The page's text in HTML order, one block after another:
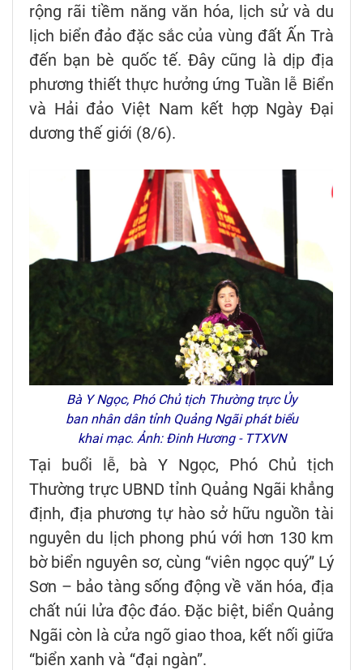
rộng rãi tiềm năng văn hóa, lịch sử và du
lịch biển đảo đặc sắc của vùng đất Ấn Trà
đến bạn bè quốc tế. Đây cũng là dịp địa
phương thiết thực hưởng ứng Tuần lễ Biển
và Hải đảo Việt Nam kết hợp Ngày Đại
dương thế giới (8/6).
Bà Y Ngọc, Phó Chủ tịch Thường trực Ủy
ban nhân dân tỉnh Quảng Ngãi phát biểu
khai mạc. Ảnh: Đinh Hương - TTXVN
Tại buổi lễ, bà Y Ngọc, Phó Chủ tịch
Thường trực UBND tỉnh Quảng Ngãi khẳng
định, địa phương tự hào sở hữu nguồn tài
nguyên du lịch phong phú với hơn 130 km
bờ biển nguyên sơ, cùng “viên ngọc quý” Lý
Sơn – bảo tàng sống động về văn hóa, địa
chất núi lửa độc đáo. Đặc biệt, biển Quảng
Ngãi còn là cửa ngõ giao thoa, kết nối giữa
“biển xanh và “đại ngàn”.